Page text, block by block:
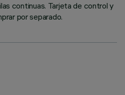
continuas. Tarjeta de control y
por separado.